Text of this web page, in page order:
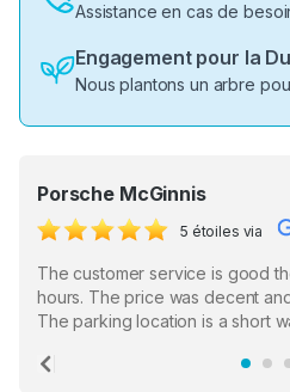
Assistance en cas de
Engagement pour la
Nous plantons un arbre
Porsche McGinnis
5 étoiles via
The customer service is good
hours. The price was decent
The parking location is a short
the staff who serve as a third
Previous